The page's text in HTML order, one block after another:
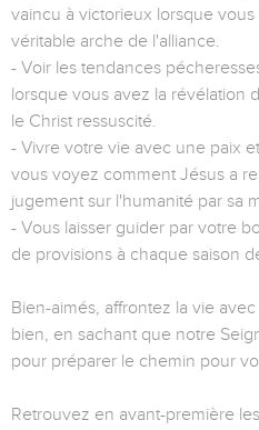
vaincu à victorieux lorsque
véritable arche de l'alliance.
- Voir les tendances
lorsque vous avez la révélation
le Christ ressuscité.
- Vivre votre vie avec une paix
vous voyez comment Jésus a
jugement sur l'humanité par sa
- Vous laisser guider par votre
de provisions à chaque saison
Bien-aimés, affrontez la vie
bien, en sachant que notre
pour préparer le chemin pour
Retrouvez en avant-première